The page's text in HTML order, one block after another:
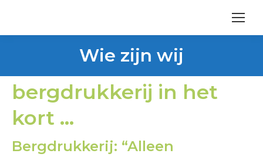
Wie zijn wij
Je bent hier:
bergdrukkerij in het
kort …
Bergdrukkerij: “Alleen